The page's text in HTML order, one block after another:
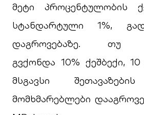
მეტი პროცენტულობის
სტანდარტული 1%,
დაგროვებაზე. თუ
გვქონდა 10% ქეშბექი,
მსგავსი
მომხმარებლები